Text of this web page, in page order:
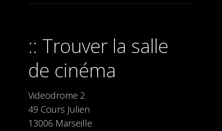
Trouver la salle
de cinéma
Videodrome 2
49 Cours Julien
13006 Marseille